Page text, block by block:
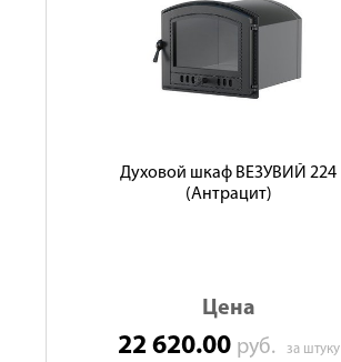
Духовой шкаф ВЕЗУВИЙ 224
(Антрацит)
Цена
22 620.00 руб. за штуку